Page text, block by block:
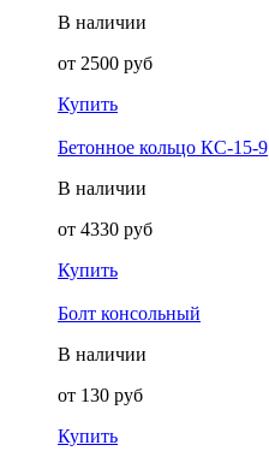
В наличии
от 2500 руб
Купить
Бетонное кольцо КС-15-9
В наличии
от 4330 руб
Купить
Болт консольный
В наличии
от 130 руб
Купить